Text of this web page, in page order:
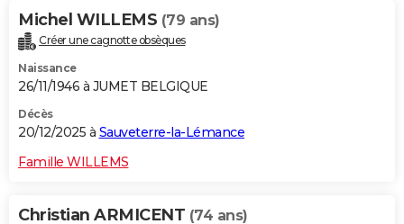
Michel WILLEMS (79 ans)
Créer une cagnotte obsèques
Naissance
26/11/1946 à JUMET BELGIQUE
Décès
20/12/2025 à Sauveterre-la-Lémance
Famille WILLEMS
Christian ARMICENT (74 ans)